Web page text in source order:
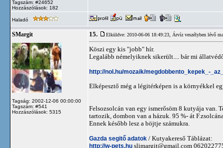
Tagszám: #24652
Hozzászólások: 182
Haladó
SMargit
Tagság: 2002-12-06 00:00:00
Tagszám: #541
Hozzászólások: 5315
15. Elküldve: 2010-06-06 18:49:23, Árvíz veszélyben lévő
Köszi egy kis "jobb" hír.
Legalább némelyiknek sikerült.... bár mi
http://nol.hu/mozaik/megdobbento_kepek_-
Elképesztő még a légitérképen is a környékkel
Felsozsolcán van egy ismerősöm 8 kutyája van.
tartozik, dombon van a házuk. 95 %- át
Ennek később lesz a böjtje számukra.
Gazda segitő adatok / Kutyakereső Táblázat:
http://w-pets.hu slimargit@gmail.com